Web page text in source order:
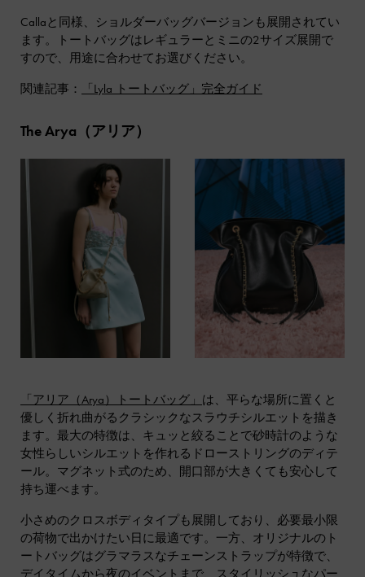
Callaと同様、ショルダーバッグバージョンも展開されてい
ます。トートバッグはレギュラーとミニの2サイズ展開で
すので、用途に合わせてお選びください。
関連記事：
「Lyla トートバッグ」完全ガイド
The Arya（アリア）
「アリア（Arya）トートバッグ」 は、平らな場所に置くと
優しく折れ曲がるクラシックなスラウチシルエットを描き
ます。最大の特徴は、キュッと絞ることで砂時計のような
女性らしいシルエットを作れるドローストリングのディテ
ール。マグネット式のため、開口部が大きくても安心して
持ち運べます。
小さめのクロスボディタイプも展開しており、必要最小限
の荷物で出かけたい日に最適です。一方、オリジナルのト
ートバッグはグラマラスなチェーンストラップが特徴で、